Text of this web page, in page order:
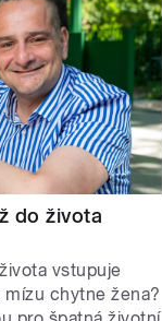
do života
vstupuje
mízu chytne žena?